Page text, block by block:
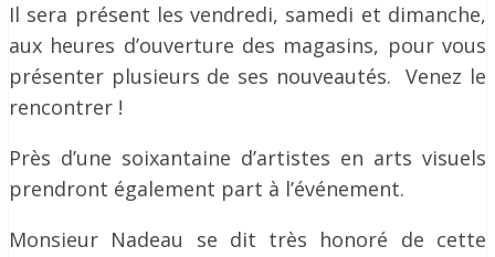
Il sera présent les vendredi, samedi et dimanche,
aux heures d’ouverture des magasins, pour vous
présenter plusieurs de ses nouveautés. Venez le
rencontrer !
Près d’une soixantaine d’artistes en arts visuels
prendront également part à l’événement.
Monsieur Nadeau se dit très honoré de cette